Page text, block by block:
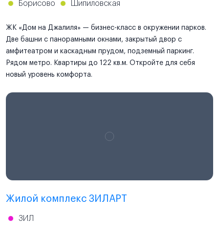
Борисово Шипиловская
ЖК «Дом на Джалиля» — бизнес-класс в окружении парков.
Две башни с панорамными окнами, закрытый двор с
амфитеатром и каскадным прудом, подземный паркинг.
Рядом метро. Квартиры до 122 кв.м. Откройте для себя
новый уровень комфорта.
Жилой комплекс ЗИЛАРТ
ЗИЛ